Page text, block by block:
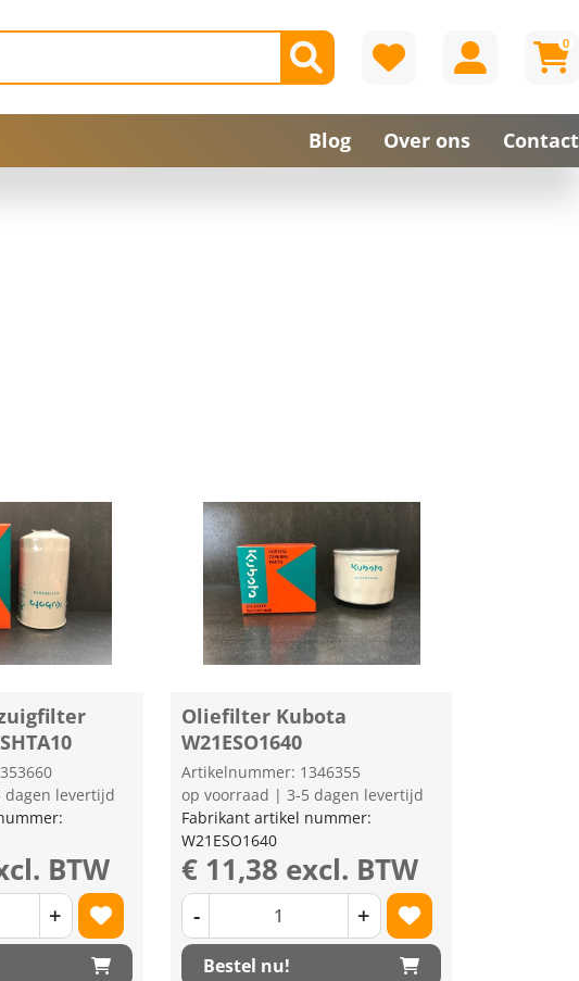
0
Blog Over ons Contact
levertijd
BTW
+
Oliefilter Kubota
W21ESO1640
Artikelnummer: 1346355
op voorraad | 3-5 dagen levertijd
Fabrikant artikel nummer:
W21ESO1640
€ 11,38 excl. BTW
- +
Bestel nu!